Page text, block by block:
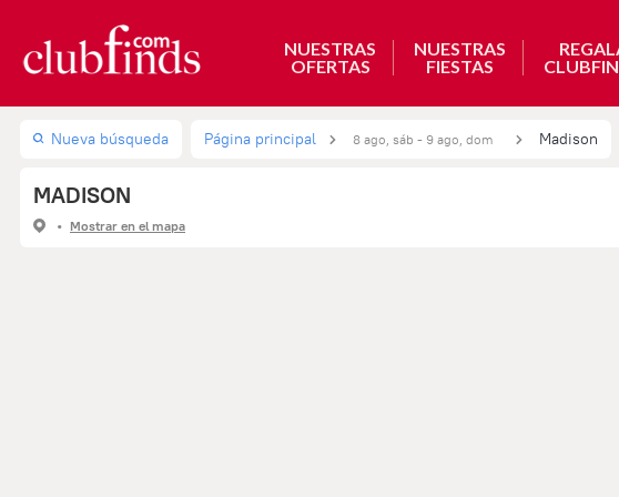
NUESTRAS
OFERTAS
NUESTRAS
FIESTAS
Nueva búsqueda Página principal 8 ago, sáb - 9 ago, dom Madison
MADISON
Mostrar en el mapa